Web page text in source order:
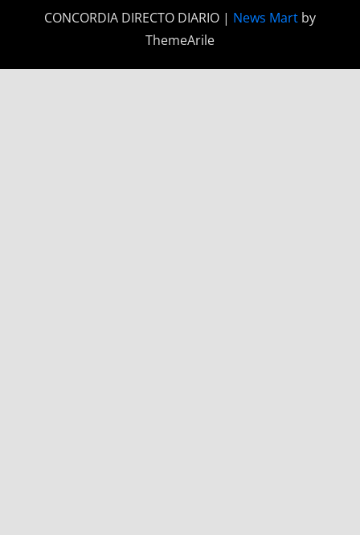
CONCORDIA DIRECTO DIARIO | News Mart by
ThemeArile